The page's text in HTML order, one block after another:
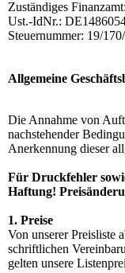
Zuständiges
Ust.-IdNr.:
Steuernummer: 19/
Allgemeine
Die Annahme von
nachstehender
Anerkennung dieser
Für Druckfehler
Haftung!
1. Preise
Von unserer Preisliste
schriftlichen
gelten unsere